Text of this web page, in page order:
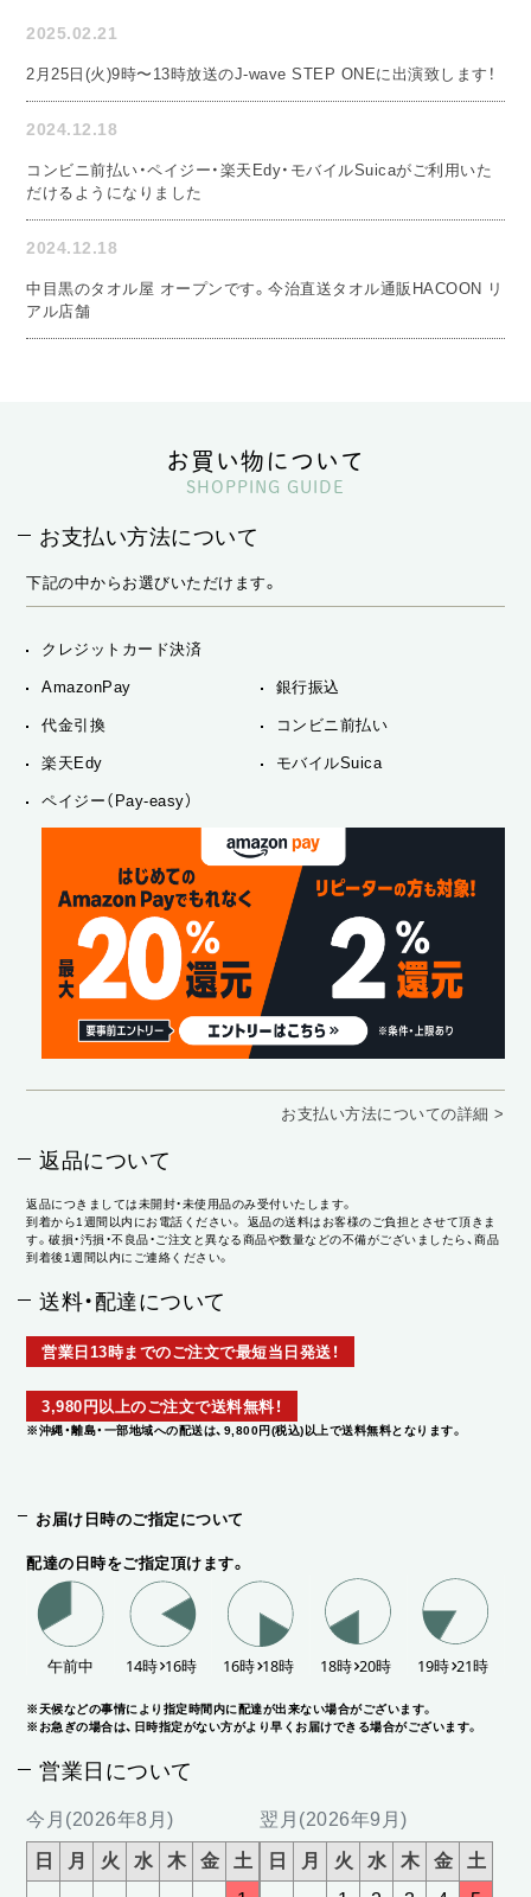
2025.02.21
2月25日(火)9時〜13時放送のJ-wave STEP ONEに出演致します！
2024.12.18
コンビニ前払い・ペイジー・楽天Edy・モバイルSuicaがご利用いた
だけるようになりました
2024.12.18
中目黒のタオル屋 オープンです。今治直送タオル通販HACOON リ
アル店舗
お買い物について
SHOPPING GUIDE
お支払い方法について
下記の中からお選びいただけます。
クレジットカード決済
AmazonPay 銀行振込
代金引換 コンビニ前払い
楽天Edy モバイルSuica
ペイジー（Pay-easy）
お支払い方法についての詳細 >
返品について
返品につきましては未開封・未使用品のみ受付いたします。
到着から1週間以内にお電話ください。 返品の送料はお客様のご負担とさせて頂きま
す。破損・汚損・不良品・ご注文と異なる商品や数量などの不備がございましたら、商品
到着後1週間以内にご連絡ください。
送料・配達について
営業日13時までのご注文で最短当日発送！
3,980円以上のご注文で送料無料！
※沖縄・離島・一部地域への配送は、9,800円(税込)以上で送料無料となります。
お届け日時のご指定について
配達の日時をご指定頂けます。
※天候などの事情により指定時間内に配達が出来ない場合がございます。
※お急ぎの場合は、日時指定がない方がより早くお届けできる場合がございます。
営業日について
今月(2026年8月)
日 月 火 水 木 金
土
翌月(2026年9月)
日 月 火 水 木 金
土